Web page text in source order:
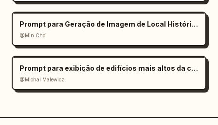
Prompt para Geração de Imagem de Local Histórico
@Min Choi
Prompt para exibição de edifícios mais altos da cidade em 3D estilo desenho animado
@Michal Malewicz